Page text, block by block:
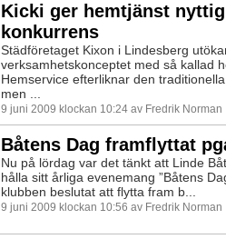
Kicki ger hemtjänst nyttig
konkurrens
Städföretaget Kixon i Lindesberg
verksamhetskonceptet med så kallad
Hemservice efterliknar den
men ...
9 juni 2009 klockan 10:24 av Fredrik Norman
Båtens Dag framflyttat
Nu på lördag var det tänkt att Linde
hålla sitt årliga evenemang ”Båtens
klubben beslutat att flytta fram b...
9 juni 2009 klockan 10:56 av Fredrik Norman